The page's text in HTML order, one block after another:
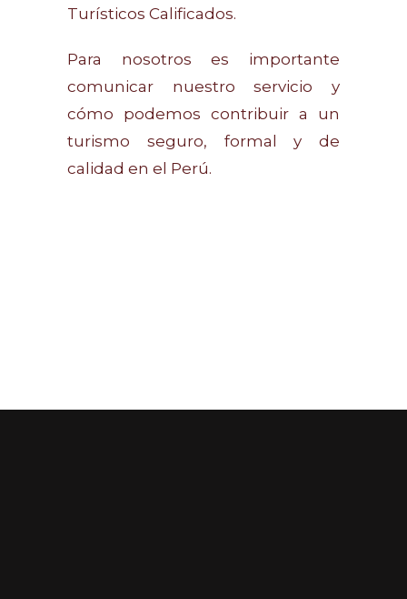
Turísticos Calificados.
Para nosotros es importante
comunicar nuestro servicio y
cómo podemos contribuir a un
turismo seguro, formal y de
calidad en el Perú.